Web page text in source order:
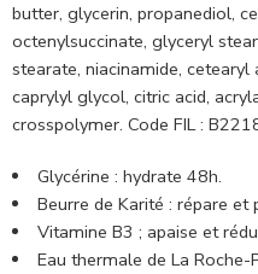
butter, glycerin, propanediol,
octenylsuccinate, glyceryl
stearate, niacinamide,
caprylyl glycol, citric acid,
crosspolymer. Code FIL :
Glycérine : hydrate 48h.
Beurre de Karité : répare
Vitamine B3 ; apaise et
Eau thermale de La